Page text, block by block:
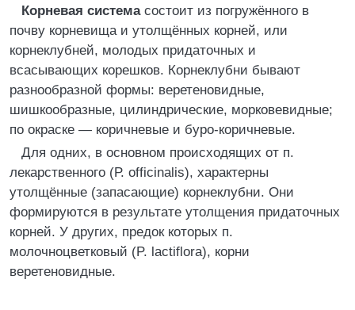
Корневая системасостоит из погружённого в
почву корневища и утолщённых корней, или
корнеклубней, молодых придаточных и
всасывающих корешков. Корнеклубни бывают
разнообразной формы: веретеновидные,
шишкообразные, цилиндрические, морковевидные;
по окраске ― коричневые и буро-коричневые.
Для одних, в основном происходящих от п.
лекарственного (Р. officinalis), характерны
утолщённые (запасающие) корнеклубни. Они
формируются в результате утолщения придаточных
корней. У других, предок которых п.
молочноцветковый (P. lactiflora), корни
веретеновидные.